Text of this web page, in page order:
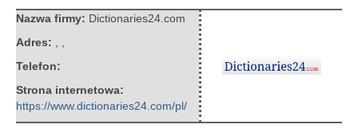
Nazwa firmy: Dictionaries24.com
Adres:
Telefon:
Strona internetowa:
https://www.dictionaries24.com/pl/